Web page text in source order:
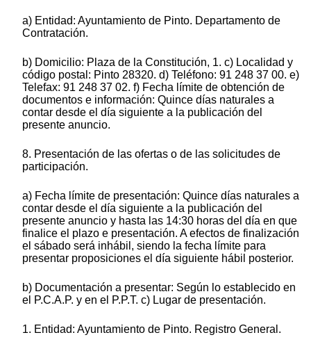
a) Entidad: Ayuntamiento de Pinto. Departamento de
Contratación.
b) Domicilio: Plaza de la Constitución, 1. c) Localidad y
código postal: Pinto 28320. d) Teléfono: 91 248 37 00. e)
Telefax: 91 248 37 02. f) Fecha límite de obtención de
documentos e información: Quince días naturales a
contar desde el día siguiente a la publicación del
presente anuncio.
8. Presentación de las ofertas o de las solicitudes de
participación.
a) Fecha límite de presentación: Quince días naturales a
contar desde el día siguiente a la publicación del
presente anuncio y hasta las 14:30 horas del día en que
finalice el plazo e presentación. A efectos de finalización
el sábado será inhábil, siendo la fecha límite para
presentar proposiciones el día siguiente hábil posterior.
b) Documentación a presentar: Según lo establecido en
el P.C.A.P. y en el P.P.T. c) Lugar de presentación.
1. Entidad: Ayuntamiento de Pinto. Registro General.